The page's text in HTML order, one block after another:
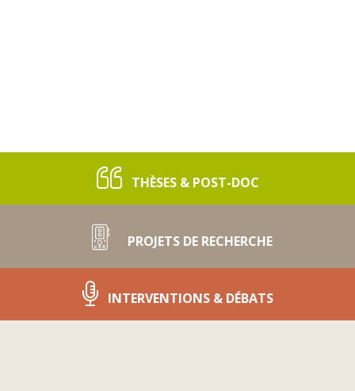
THÈSES & POST-DOC
PROJETS DE RECHERCHE
INTERVENTIONS & DÉBATS